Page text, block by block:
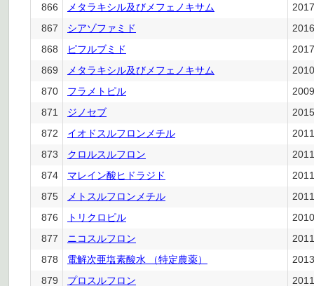
866 メタラキシル及びメフェノキサム
867
シアゾファミド
868
ピフルブミド
869
メタラキシル及びメフェノキサム
870
フラメトピル
871
ジノセブ
872
イオドスルフロンメチル
873
クロルスルフロン
874
マレイン酸ヒドラジド
875
メトスルフロンメチル
876
トリクロピル
877
ニコスルフロン
878
電解次亜塩素酸水 （特定農薬）
879
プロスルフロン